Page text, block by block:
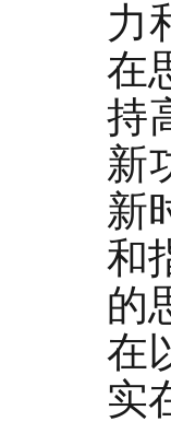
力
在
持
新
新
和
的
在
实